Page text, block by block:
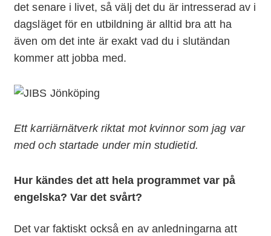
det senare i livet, så välj det du är intresserad av i
dagsläget för en utbildning är alltid bra att ha
även om det inte är exakt vad du i slutändan
kommer att jobba med.
Ett karriärnätverk riktat mot kvinnor som jag var
med och startade under min studietid.
Hur kändes det att hela programmet var på
engelska? Var det svårt?
Det var faktiskt också en av anledningarna att